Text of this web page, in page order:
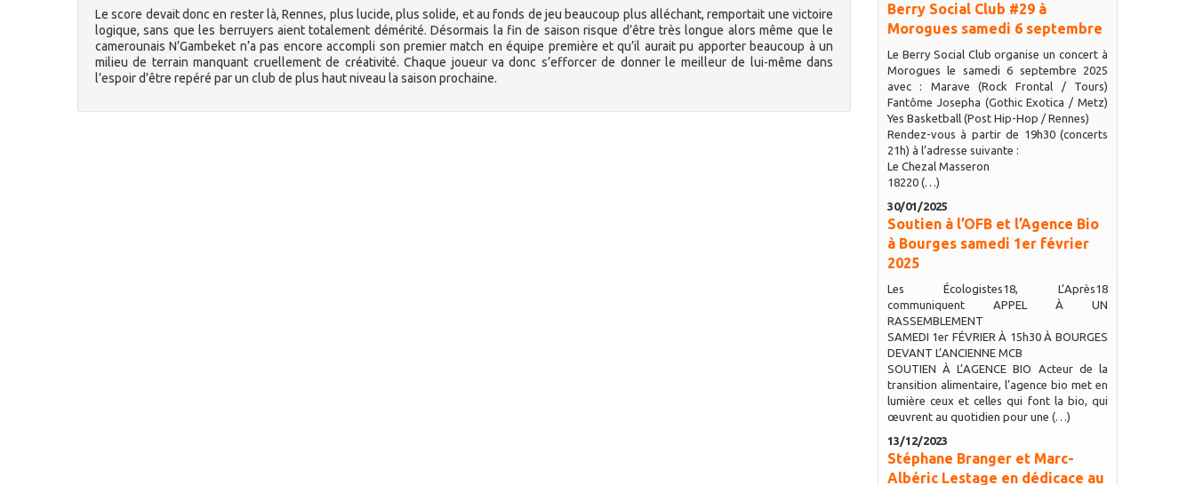
Le score devait donc en rester là, Rennes, plus lucide, plus solide, et au fonds de jeu beaucoup plus alléchant, remportait une victoire
logique, sans que les berruyers aient totalement démérité. Désormais la fin de saison risque d’être très longue alors même que le
camerounais N’Gambeket n’a pas encore accompli son premier match en équipe première et qu’il aurait pu apporter beaucoup à un
milieu de terrain manquant cruellement de créativité. Chaque joueur va donc s’efforcer de donner le meilleur de lui-même dans
l’espoir d’être repéré par un club de plus haut niveau la saison prochaine.
Berry Social Club #29 à
Morogues samedi 6 septembre
Le Berry Social Club organise un concert à
Morogues le samedi 6 septembre 2025
avec : Marave (Rock Frontal / Tours)
Fantôme Josepha (Gothic Exotica / Metz)
Yes Basketball (Post Hip-Hop / Rennes)
Rendez-vous à partir de 19h30 (concerts
21h) à l’adresse suivante :
Le Chezal Masseron
18220 (…)
30/01/2025
Soutien à l’OFB et l’Agence Bio
à Bourges samedi 1er février
2025
Les Écologistes18, L’Après18
communiquent APPEL À UN
RASSEMBLEMENT
SAMEDI 1er FÉVRIER À 15h30 À BOURGES
DEVANT L’ANCIENNE MCB
SOUTIEN À L’AGENCE BIO Acteur de la
transition alimentaire, l’agence bio met en
lumière ceux et celles qui font la bio, qui
œuvrent au quotidien pour une (…)
13/12/2023
Stéphane Branger et Marc-
Albéric Lestage en dédicace au